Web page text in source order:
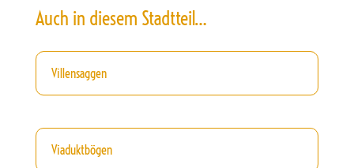
Auch in diesem Stadtteil…
Villensaggen
Viaduktbögen